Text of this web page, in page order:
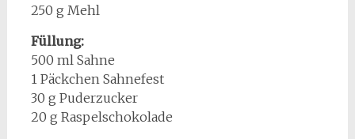
250 g Mehl
Füllung:
500 ml Sahne
1 Päckchen Sahnefest
30 g Puderzucker
20 g Raspelschokolade